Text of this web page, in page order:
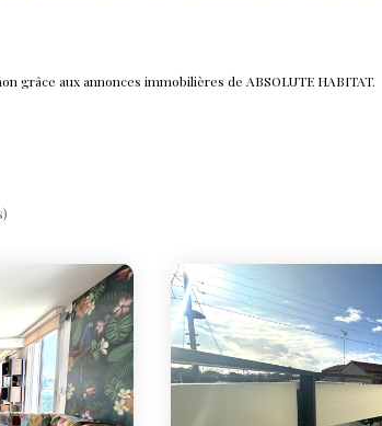
grâce aux annonces immobilières de ABSOLUTE HABITAT.